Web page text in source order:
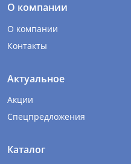
О компании
О компании
Контакты
Актуальное
Акции
Спецпредложения
Каталог